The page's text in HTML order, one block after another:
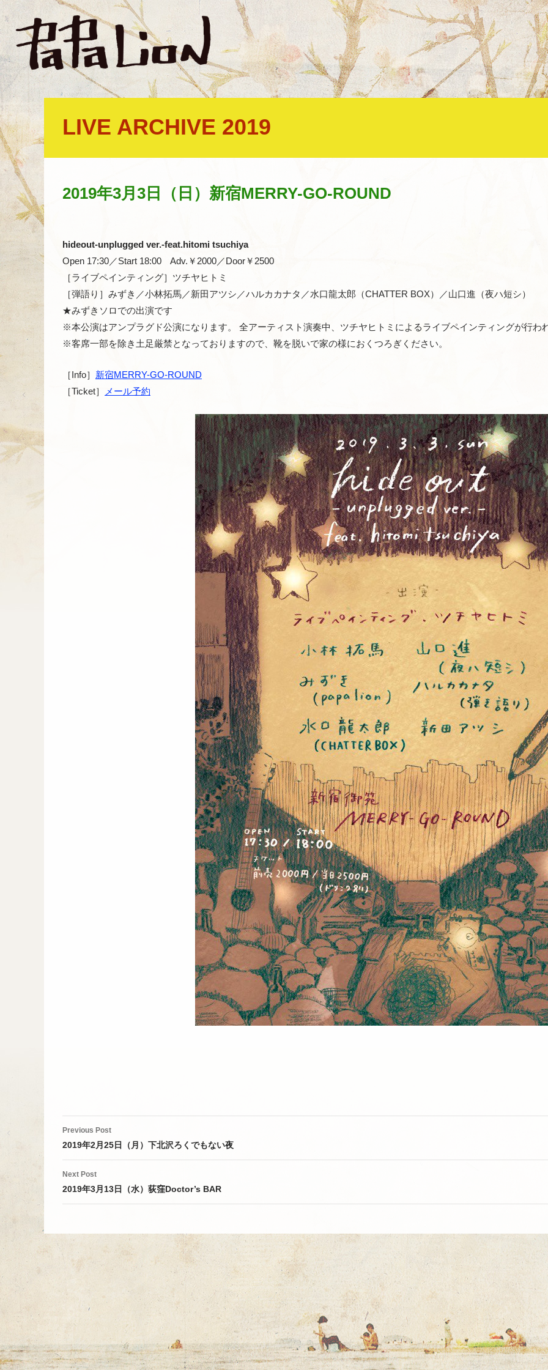
LIVE ARCHIVE 2019
2019年3月3日（日）新宿MERRY-GO-ROUND
hideout-unplugged ver.-feat.hitomi tsuchiya
Open 17:30／Start 18:00 Adv.￥2000／Door￥2500
［ライブペインティング］ツチヤヒトミ
［弾語り］みずき／小林拓馬／新田アツシ／ハルカカナタ／水口龍太郎（CHATTER BOX）／山口進（夜ハ短シ）
★みずきソロでの出演です
※本公演はアンプラグド公演になります。 全アーティスト演奏中、ツチヤヒトミによるライブペインティングが行わ
※客席一部を除き土足厳禁となっておりますので、靴を脱いで家の様におくつろぎください。
［Info］ 新宿MERRY-GO-ROUND
［Ticket］
メール予約
Post
navigation
Previous Post
2019年2月25日（月）下北沢ろくでもない夜
Next Post
2019年3月13日（水）荻窪Doctor’s BAR